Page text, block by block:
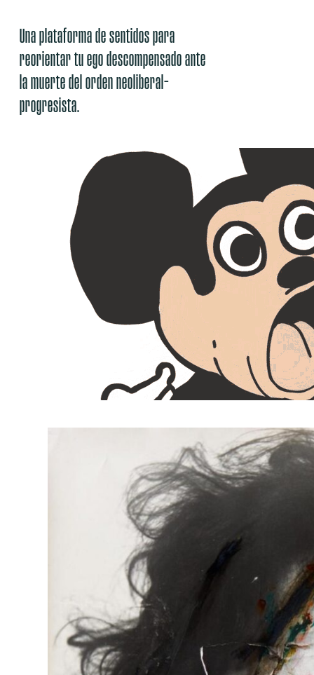
Una plataforma de sentidos para
reorientar tu ego descompensado ante
la muerte del orden neoliberal-
progresista.